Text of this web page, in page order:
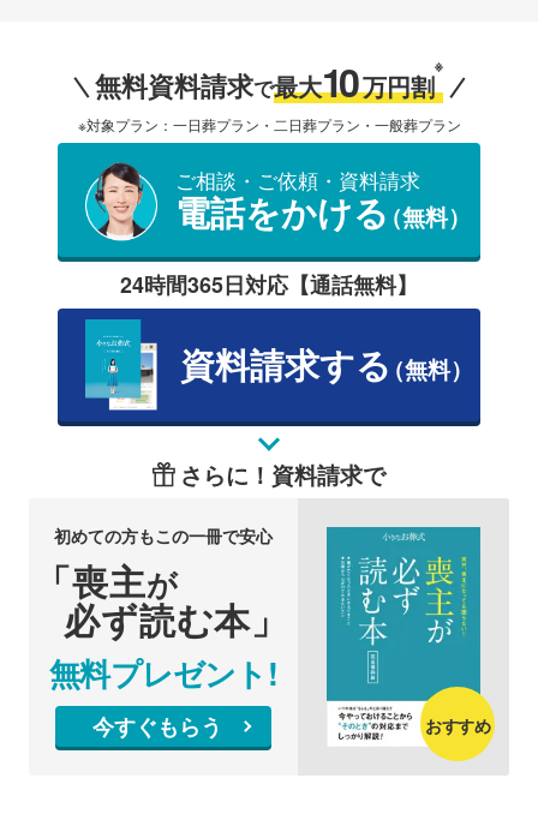
無料資料請求で最大10万円割
※
※対象プラン：一日葬プラン・二日葬プラン・一般葬プラン
ご相談・ご依頼・資料請求
電話をかける（無料）
24時間365日対応【通話無料】
資料請求する（無料）
さらに！資料請求で
初めての方もこの一冊で安心
「喪主が
必ず読む本」
無料プレゼント!
今すぐもらう おすすめ